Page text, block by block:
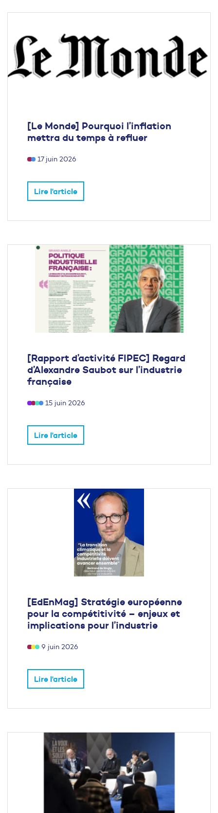
[Le Monde] Pourquoi l’inflation
mettra du temps à refluer
17 juin 2026
Lire l'article
[Rapport d’activité FIPEC] Regard
d’Alexandre Saubot sur l’industrie
française
15 juin 2026
Lire l'article
[EdEnMag] Stratégie européenne
pour la compétitivité – enjeux et
implications pour l’industrie
9 juin 2026
Lire l'article